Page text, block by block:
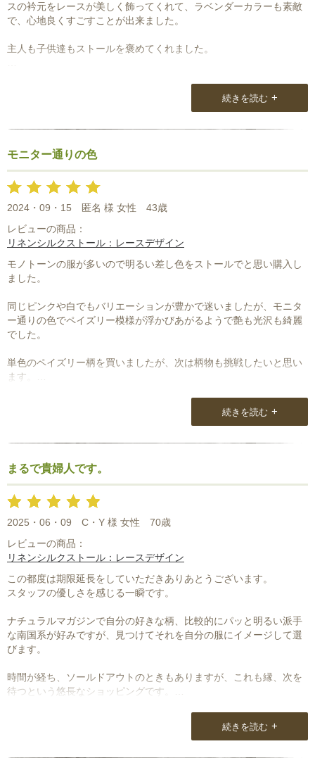
スの衿元をレースが美しく飾ってくれて、ラベンダーカラーも素敵
で、心地良くすごすことが出来ました。
主人も子供達もストールを褒めてくれました。
出会いでしたが、これからも人生の節目ごとの楽しい思い出と供に
美しい色、柄の商品をたくさん紹介して下さり、品質は折紙付でい
つも迅速に対応して頂きありがとうございます。
商品にそえられている手書きのお手紙もうれしく拝見しています。
ありがとうございます！
続きを読む +
モニター通りの色
2024・09・15 匿名 様 女性
43歳
レビューの商品：
リネンシルクストール：レースデザイン
モノトーンの服が多いので明るい差し色をストールでと思い購入し
ました。
同じピンクや白でもバリエーションが豊かで迷いましたが、モニタ
ー通りの色でペイズリー模様が浮かびあがるようで艶も光沢も綺麗
でした。
単色のペイズリー柄を買いましたが、次は柄物も挑戦したいと思い
ます。
続きを読む +
まるで貴婦人です。
2025・06・09 C・Y 様 女性
70歳
レビューの商品：
リネンシルクストール：レースデザイン
この都度は期限延長をしていただきありあとうございます。
スタッフの優しさを感じる一瞬です。
ナチュラルマガジンで自分の好きな柄、比較的にパッと明るい派手
な南国系が好みですが、見つけてそれを自分の服にイメージして選
びます。
時間が経ち、ソールドアウトのときもありますが、これも縁、次を
待つという悠長なショッピングです。
もう少し豪勢なものでも良かったかなとも感じました。
続きを読む +